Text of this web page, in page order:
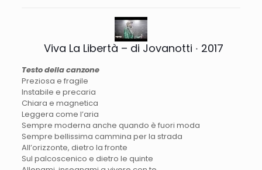
Viva La Libertà – di Jovanotti ‧ 2017
Testo della canzone
Preziosa e fragile
Instabile e precaria
Chiara e magnetica
Leggera come l’aria
Sempre moderna anche quando è fuori moda
Sempre bellissima cammina per la strada
All’orizzonte, dietro la fronte
Sul palcoscenico e dietro le quinte